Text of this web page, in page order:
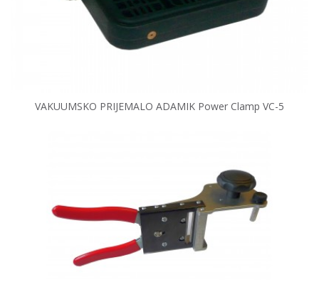
VAKUUMSKO PRIJEMALO ADAMIK Power Clamp VC-5